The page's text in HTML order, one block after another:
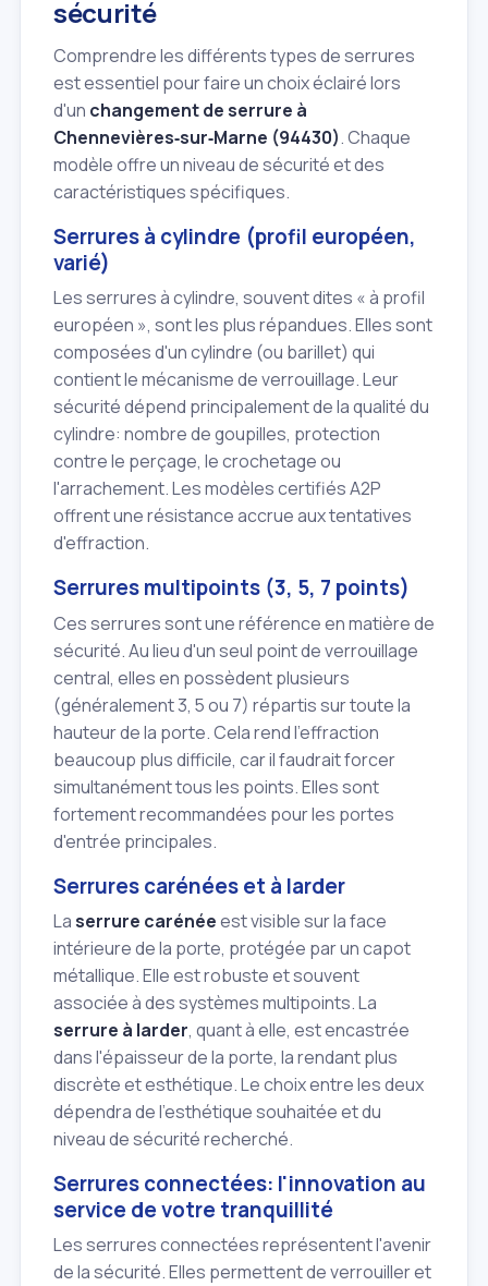
sécurité
Comprendre les différents types de serrures
est essentiel pour faire un choix éclairé lors
d'un changement de serrure à
Chennevières‑sur‑Marne (94430). Chaque
modèle offre un niveau de sécurité et des
caractéristiques spécifiques.
Serrures à cylindre (profil européen,
varié)
Les serrures à cylindre, souvent dites « à profil
européen », sont les plus répandues. Elles sont
composées d'un cylindre (ou barillet) qui
contient le mécanisme de verrouillage. Leur
sécurité dépend principalement de la qualité du
cylindre: nombre de goupilles, protection
contre le perçage, le crochetage ou
l'arrachement. Les modèles certifiés A2P
offrent une résistance accrue aux tentatives
d'effraction.
Serrures multipoints (3, 5, 7 points)
Ces serrures sont une référence en matière de
sécurité. Au lieu d'un seul point de verrouillage
central, elles en possèdent plusieurs
(généralement 3, 5 ou 7) répartis sur toute la
hauteur de la porte. Cela rend l'effraction
beaucoup plus difficile, car il faudrait forcer
simultanément tous les points. Elles sont
fortement recommandées pour les portes
d'entrée principales.
Serrures carénées et à larder
Laserrure carénéeest visible sur la face
intérieure de la porte, protégée par un capot
métallique. Elle est robuste et souvent
associée à des systèmes multipoints. La
serrure à larder, quant à elle, est encastrée
dans l'épaisseur de la porte, la rendant plus
discrète et esthétique. Le choix entre les deux
dépendra de l'esthétique souhaitée et du
niveau de sécurité recherché.
Serrures connectées: l'innovation au
service de votre tranquillité
Les serrures connectées représentent l'avenir
de la sécurité. Elles permettent de verrouiller et